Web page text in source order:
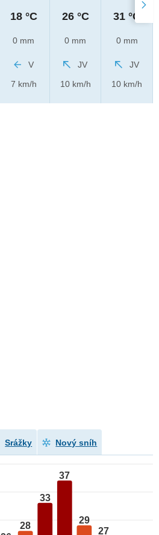
18 °C
0 mm
V
7 km/h
26 °C
0 mm
JV
10 km/h
31 °C
0 mm
JV
10 km/h
Srážky Nový sníh
28
33
37
29
27